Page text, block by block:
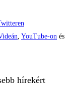
, YouTube-on és
hírekért